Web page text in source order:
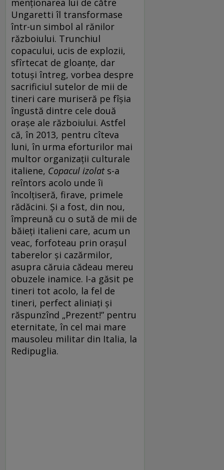
Ungaretti îl transformase
într-un simbol al rănilor
războiului. Trunchiul
copacului, ucis de explozii,
sfîrtecat de gloanțe, dar
totuși întreg, vorbea despre
sacrificiul sutelor de mii de
tineri care muriseră pe fîșia
îngustă dintre cele două
orașe ale războiului. Astfel
că, în 2013, pentru cîteva
luni, în urma eforturilor mai
multor organizații culturale
italiene, Copacul izolat s-a
reîntors acolo unde îi
încolțiseră, firave, primele
rădăcini. Și a fost, din nou,
împreună cu o sută de mii de
băieți italieni care, acum un
veac, forfoteau prin orașul
taberelor și cazărmilor,
asupra căruia cădeau mereu
obuzele inamice. I-a găsit pe
tineri tot acolo, la fel de
tineri, perfect aliniați și
răspunzînd „Prezent!” pentru
eternitate, în cel mai mare
mausoleu militar din Italia, la
Redipuglia.